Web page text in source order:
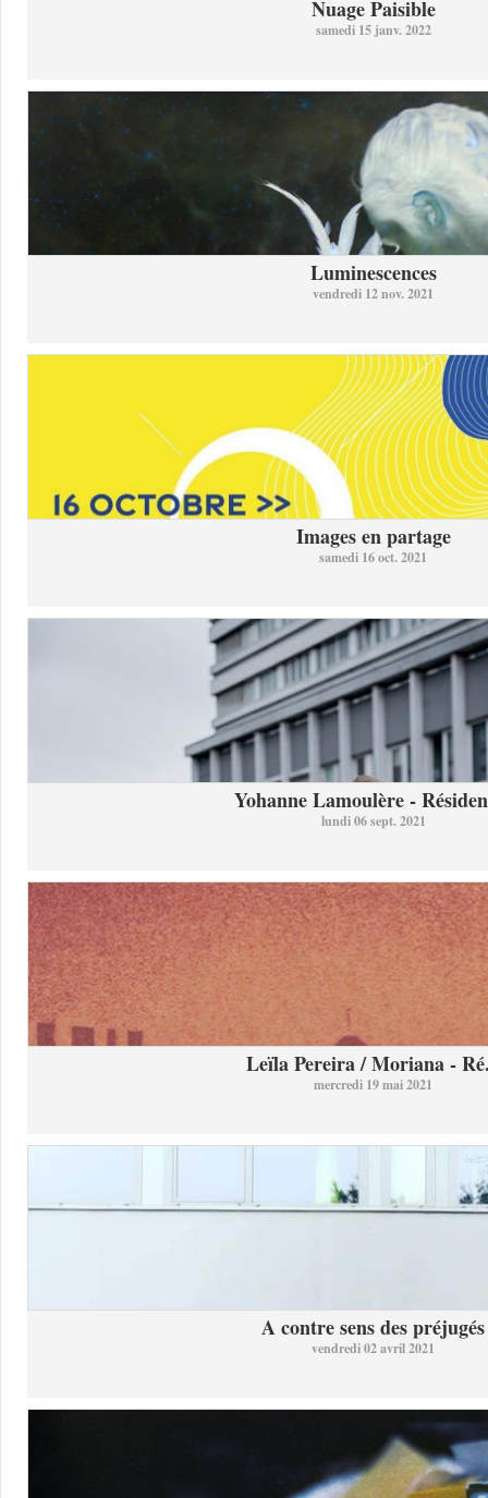
Nuage Paisible
samedi 15 janv. 2022
Luminescences
vendredi 12 nov. 2021
Images en partage
samedi 16 oct. 2021
Yohanne Lamoulère -
lundi 06 sept. 2021
Leïla Pereira / Moriana -
mercredi 19 mai 2021
A contre sens des préjugés
vendredi 02 avril 2021